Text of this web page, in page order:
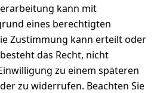
kann mit
eines berechtigten
Zustimmung kann erteilt oder
das Recht, nicht
zu einem späteren
zu widerrufen. Beachten Sie
r.
e